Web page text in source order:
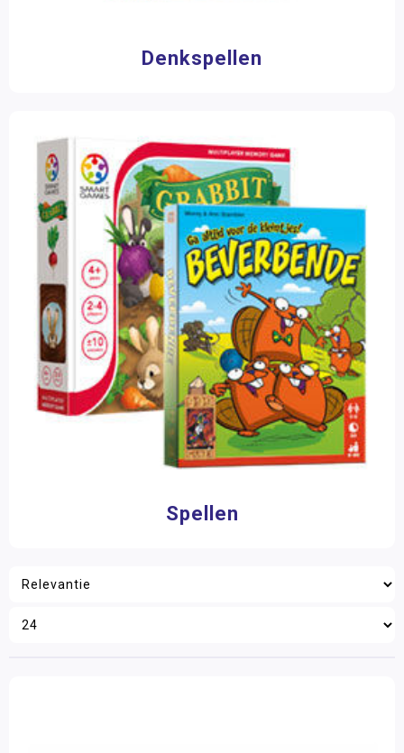
6 > spelers(1)
Filter op prijs
Denkspellen
Spellen